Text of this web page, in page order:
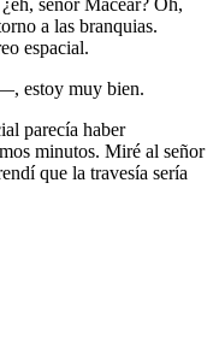
señor Macear? Oh,
a las branquias.
espacial.
estoy muy bien.
parecía haber
minutos. Miré al señor
que la travesía sería